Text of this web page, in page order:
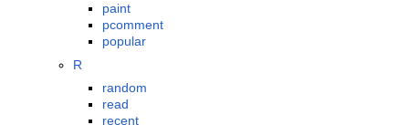
paint
pcomment
popular
R
random
read
recent